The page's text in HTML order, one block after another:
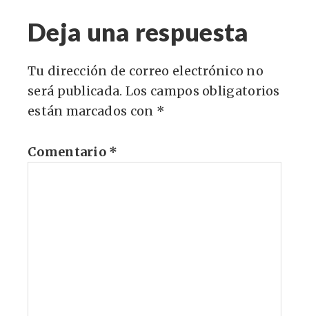
Deja una respuesta
Tu dirección de correo electrónico no
será publicada. Los campos obligatorios
están marcados con *
Comentario *